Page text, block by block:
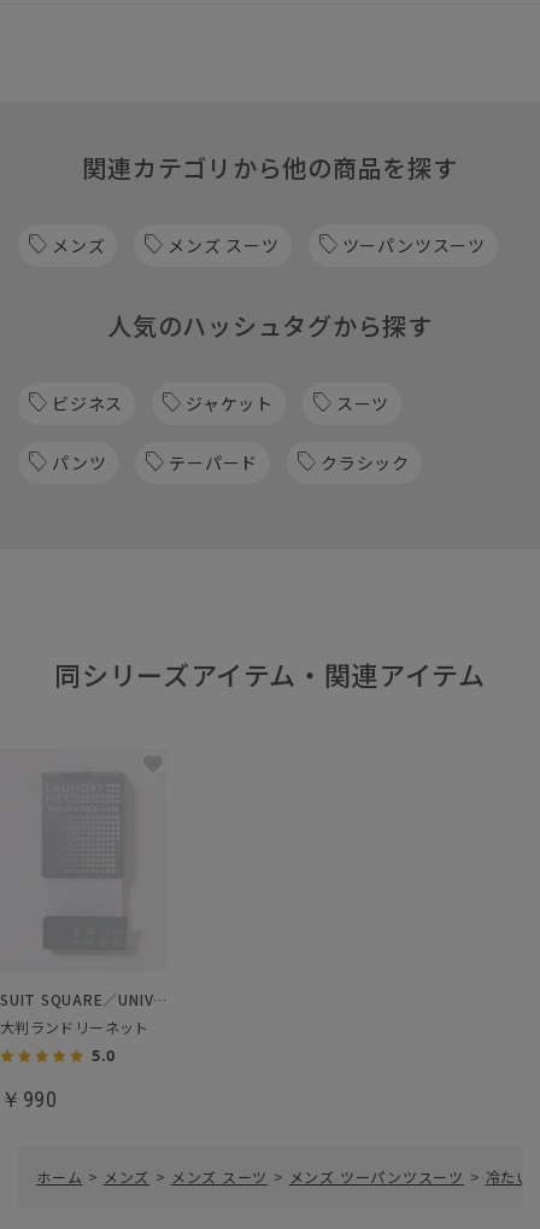
関連カテゴリから他の商品を探す
メンズ メンズ スーツ ツーパンツスーツ
人気のハッシュタグから探す
ビジネス ジャケット スーツ
パンツ テーパード クラシック
同シリーズアイテム・関連アイテム
SUIT SQUARE／UNIVERSAL LANGUAGE／WHITE
大判ランドリーネット
5.0
￥990
ホーム > メンズ > メンズ スーツ > メンズ ツーパンツスーツ > 冷たい